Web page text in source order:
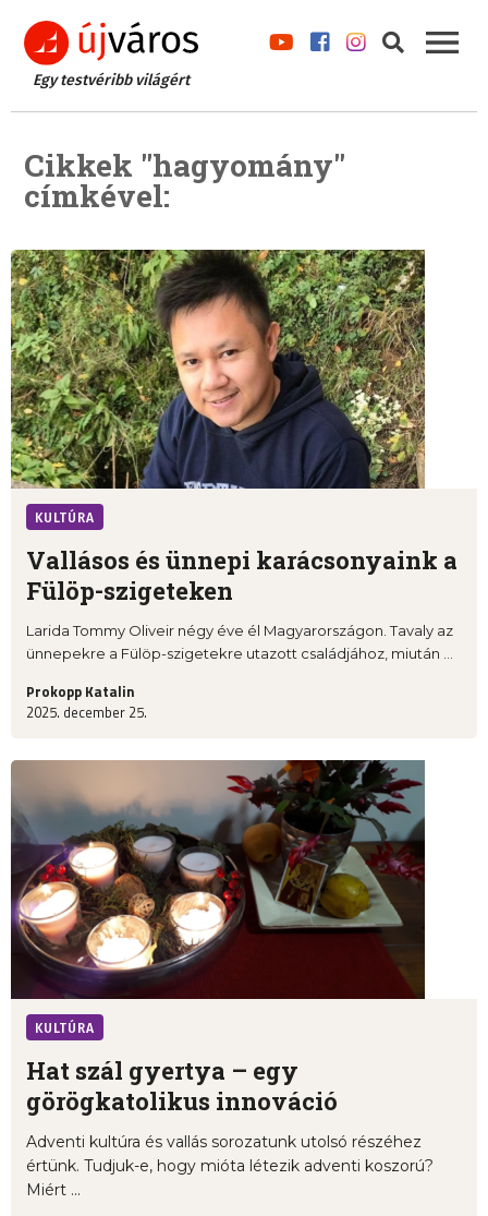
Egy testvéribb világért
Cikkek "hagyomány"
címkével:
KULTÚRA
Vallásos és ünnepi karácsonyaink a
Fülöp-szigeteken
Larida Tommy Oliveir négy éve él Magyarországon. Tavaly az
ünnepekre a Fülöp-szigetekre utazott családjához, miután ...
Prokopp Katalin
2025. december 25.
KULTÚRA
Hat szál gyertya – egy
görögkatolikus innováció
Adventi kultúra és vallás sorozatunk utolsó részéhez
értünk. Tudjuk-e, hogy mióta létezik adventi koszorú?
Miért ...